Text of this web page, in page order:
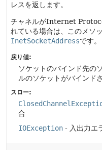
レスを返します。
チャネルがInternet
れている場合は、このメソ
InetSocketAddressです。
戻り値:
ソケットのバインド先の
ルのソケットがバインド
スロー:
合
IOException - 入出力エ